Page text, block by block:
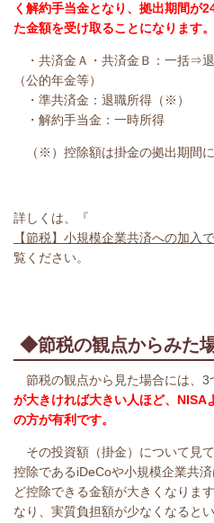
く解約手当金となり、拠出期間が
た金額を受け取ることになります。
・共済金Ａ・共済金Ｂ：一括⇒
（公的年金等）
・準共済金：退職所得（※）
・解約手当金：一時所得
（※）控除額は掛金の拠出期間
詳しくは、『
【節税】小規模企業共済への加入
覧ください。
◆節税の観点からみた
節税の観点から見た場合には、3
が大きければ大きい人ほど、
の方が有利です。
その投資額（掛金）について見て
控除であるiDeCoや小規模企業共済
ど控除できる金額が大きくなりま
なり、実質負担額が少なくなると